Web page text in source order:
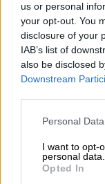
us or personal
your opt-out. You
disclosure of your
IAB’s list of
also be disclosed
Downstream
Please note that
not limited to your
grant or deny
use your data for
Personal
I want to opt-
personal data.
Opted In
Συνελήφθη
αγώνες - Τα
Δεν είχε καν